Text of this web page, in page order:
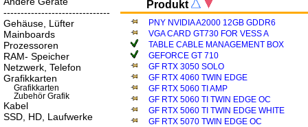
Produkt
PNY NVIDIA A2000 12GB GDDR6
VGA CARD GT730 FOR VESS A
TABLE CABLE MANAGEMENT BOX
GEFORCE GT 710
GF RTX 3050 SOLO
GF RTX 4060 TWIN EDGE
GF RTX 5060 TI AMP
GF RTX 5060 TI TWIN EDGE OC
GF RTX 5060 TI TWIN EDGE WHITE
GF RTX 5070 TWIN EDGE OC
-------------------------------
Gehäuse, Lüfter
Mainboards
Prozessoren
RAM- Speicher
Netzwerk, Telefon
Grafikkarten
Grafikkarten
Zubehör Grafik
Kabel
SSD, HD, Laufwerke